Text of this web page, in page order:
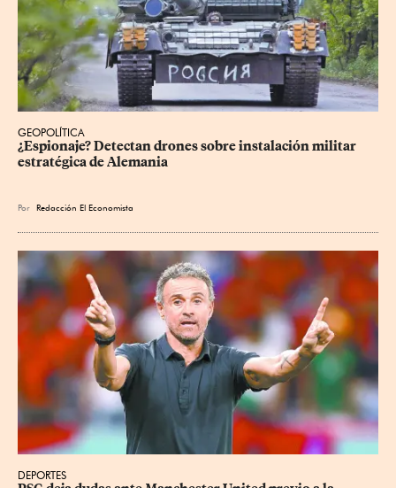
GEOPOLÍTICA
¿Espionaje? Detectan drones sobre instalación militar
estratégica de Alemania
Por Redacción El Economista
DEPORTES